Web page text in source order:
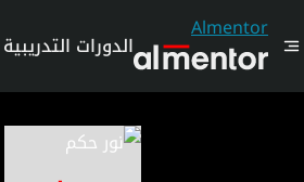
Almentor
الدورات التدريبية